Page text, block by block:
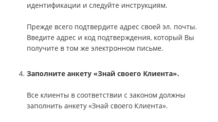
идентификации и следуйте инструкциям.
Прежде всего подтвердите адрес своей эл. почты.
Введите адрес и код подтверждения, который Вы
получите в том же электронном письме.
Заполните анкету «Знай своего Клиента».
Все клиенты в соответствии с законом должны
заполнить анкету «Знай своего Клиента».